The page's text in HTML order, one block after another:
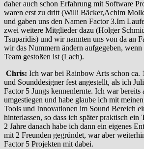
daher auch schon Erfahrung mit Software
waren erst zu dritt (Willi Bäcker,Achim
und gaben uns den Namen Factor 3.Im
zwei weitere Mitglieder dazu (Holger
Tsuparidis) und wir nannten uns von da an
wir das Nummern ändern aufgegeben,
Team gestoßen ist (Lach).
Chris: Ich war bei Rainbow Arts schon ca.
und Sounddesigner fest angestellt, als ich
Factor 5 Jungs kennenlernte. Ich war bereits
umgestiegen und habe glaube ich mit
Tools und Innovationen im Sound Bereich
hinterlassen, so dass ich später praktisch ein
2 Jahre danach habe ich dann ein eigenes
mit 2 Freunden gegründet, war aber
Factor 5 Projekten mit dabei.